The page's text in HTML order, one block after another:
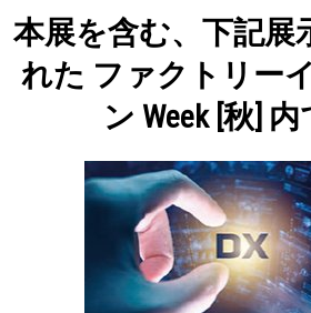
本展を含む、下記展
れた ファクトリー
ン Week [秋]